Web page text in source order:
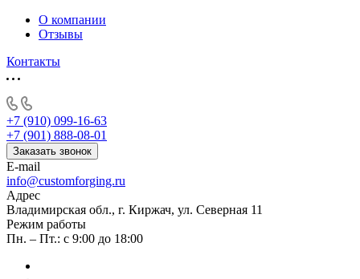
О компании
Отзывы
Контакты
+7 (910) 099-16-63
+7 (901) 888-08-01
Заказать звонок
E-mail
info@customforging.ru
Адрес
Владимирская обл., г. Киржач, ул. Северная 11
Режим работы
Пн. – Пт.: с 9:00 до 18:00